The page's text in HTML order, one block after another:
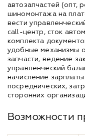
автозапчастей (опт,
шиномонтажа на
вести
call-центр, сток
комплекта
удобные механизмы
запчасти, ведение
управленческий
начисление
посреднических,
сторонних
Возможности